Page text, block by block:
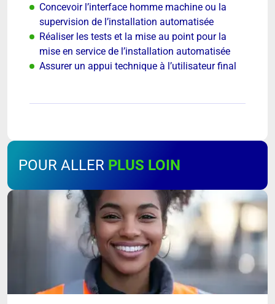
Concevoir l’interface homme machine ou la
supervision de l’installation automatisée
Réaliser les tests et la mise au point pour la
mise en service de l’installation automatisée
Assurer un appui technique à l’utilisateur final
POUR ALLER PLUS LOIN